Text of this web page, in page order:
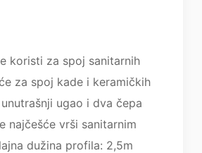
koristi za spoj sanitarnih
za spoj kade i keramičkih
ugao i dva čepa
najčešće vrši sanitarnim
dužina profila: 2,5m